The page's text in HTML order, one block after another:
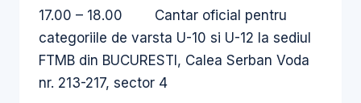
17.00 – 18.00 Cantar oficial pentru
categoriile de varsta U-10 si U-12 la sediul
FTMB din BUCURESTI, Calea Serban Voda
nr. 213-217, sector 4